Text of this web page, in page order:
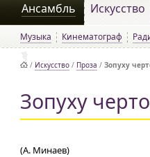
Ансамбль Искусство
Музыка Кинематограф
/ Искусство / Проза / Зопуху
Зопуху
(А. Минаев)